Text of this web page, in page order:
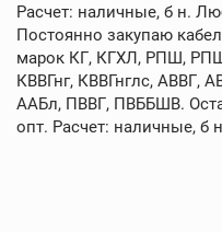
Расчет: наличные, б н.
Постоянно закупаю
марок КГ, КГХЛ, РПШ,
КВВГнг, КВВГнглс, АВВГ,
ААБл, ПВВГ, ПВББШВ.
опт. Расчет: наличные, б н